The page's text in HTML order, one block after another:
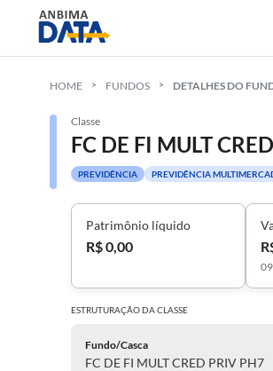
HOME FUNDOS DETALHES DO
Classe
FC DE FI MULT
PREVIDÊNCIA PREVIDÊNCIA
Patrimônio líquido
R$ 0,00
ESTRUTURAÇÃO DACLASSE
Fundo/Casca
FC DE FI MULT CRED PRIV PH7